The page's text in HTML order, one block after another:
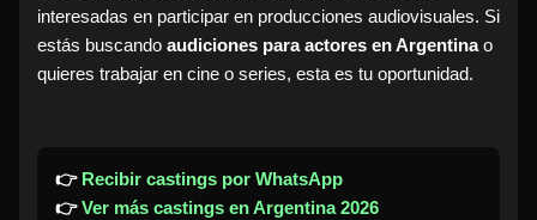
interesadas en participar en producciones audiovisuales. Si
estás buscando audiciones para actores en Argentinao
quieres trabajar en cine o series, esta es tu oportunidad.
👉 Recibir castings por WhatsApp
👉Ver más castings en Argentina 2026